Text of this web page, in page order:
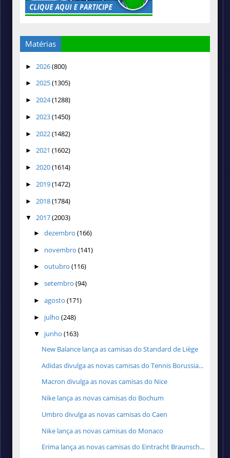
Matérias
► 2026(800)
► 2025(1305)
► 2024(1288)
► 2023(1450)
► 2022(1482)
► 2021 (1602)
► 2020(1614)
► 2019(1472)
► 2018(1784)
▼ 2017(2003)
► dezembro (166)
► novembro (141)
► outubro (116)
► setembro (94)
► agosto (171)
► julho (248)
▼ junho (163)
New Balance lança as camisas do Standard de Liège
Adidas divulga as novas camisas do Tennis Borussia...
Macron divulga as novas camisas do Nice
Nike lança as novas camisas do Bochum
Umbro divulga as novas camisas do Caen
Nike lança as novas camisas do Monaco
Erima lança as novas camisas do Eintracht Braunsch...